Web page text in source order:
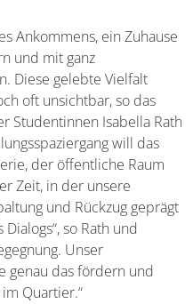
Ankommens, ein Zuhause
und mit ganz
Diese gelebte Vielfalt
oft unsichtbar, so das
Studentinnen Isabella Rath
will das
der öffentliche Raum
Zeit, in der unsere
und Rückzug geprägt
so Rath und
Unser
genau das fördern und
Quartier.“